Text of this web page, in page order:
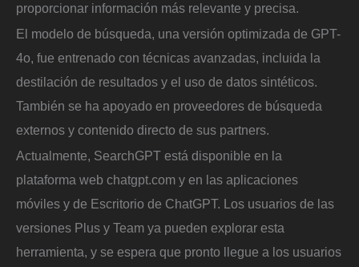
proporcionar información más relevante y precisa.
El modelo de búsqueda, una versión optimizada de GPT-
4o, fue entrenado con técnicas avanzadas, incluida la
destilación de resultados y el uso de datos sintéticos.
También se ha apoyado en proveedores de búsqueda
externos y contenido directo de sus partners.
Actualmente, SearchGPT está disponible en la
plataforma web chatgpt.com y en las aplicaciones
móviles y de Escritorio de ChatGPT. Los usuarios de las
versiones Plus y Team ya pueden explorar esta
herramienta, y se espera que pronto llegue a los usuarios